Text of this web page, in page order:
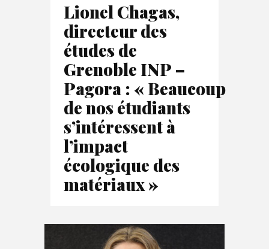
Lionel Chagas,
directeur des
études de
Grenoble INP –
Pagora : « Beaucoup
de nos étudiants
s’intéressent à
l’impact
écologique des
matériaux »